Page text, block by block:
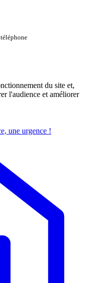
du site et,
l'audience et améliorer